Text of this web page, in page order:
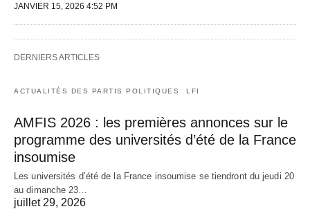
JANVIER 15, 2026 4:52 PM
DERNIERS ARTICLES
ACTUALITÉS DES PARTIS POLITIQUES LFI
AMFIS 2026 : les premières annonces sur le
programme des universités d’été de la France
insoumise
Les universités d’été de la France insoumise se tiendront du jeudi 20
au dimanche 23…
juillet 29, 2026